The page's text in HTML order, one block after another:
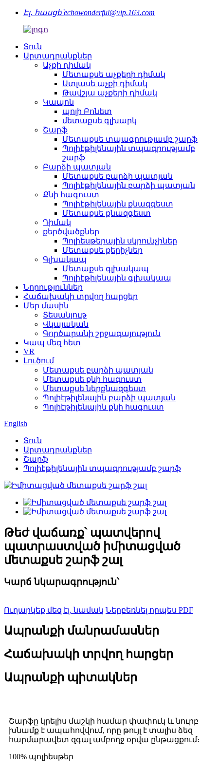
Էլ․ հասցե՝echowonderful@vip.163.com
Տուն
Արտադրանքներ
Աչքի դիմակ
Մետաքսե աչքերի դիմակ
Ատլասե աչքի դիմակ
Թավշյա աչքերի դիմակ
Կապոն
պոլի Բոնետ
մետաքսե գլխարկ
Շարֆ
Մետաքսե տպագրությամբ շարֆ
Պոլիէթիլենային տպագրությամբ
շարֆ
Բարձի պատյան
Մետաքսե բարձի պատյան
Պոլիէթիլենային բարձի պատյան
Քնի հագուստ
Պոլիէթիլենային քնազգեստ
Մետաքսե քնազգեստ
Դիմակ
քերծվածքներ
Պոլիեսթերային սկրունչիներ
Մետաքսե քերիչներ
Գլխակապ
Մետաքսե գլխակապ
Պոլիէթիլենային գլխակապ
Նորություններ
Հաճախակի տրվող հարցեր
Մեր մասին
Տեսանյութ
Վկայական
Գործարանի շրջագայություն
Կապ մեզ հետ
VR
Լուծում
Մետաքսե բարձի պատյան
Մետաքսե քնի հագուստ
Մետաքսե ներքնազգեստ
Պոլիէթիլենային բարձի պատյան
Պոլիէթիլենային քնի հագուստ
English
Տուն
Արտադրանքներ
Շարֆ
Պոլիէթիլենային տպագրությամբ շարֆ
Թեժ վաճառք՝ պատվերով
պատրաստված իմիտացված
մետաքսե շարֆ շալ
Կարճ նկարագրություն՝
Ուղարկեք մեզ էլ. նամակ Ներբեռնել որպես PDF
Ապրանքի մանրամասներ
Հաճախակի տրվող հարցեր
Ապրանքի պիտակներ
Շարֆը կրելիս մաշկի համար փափուկ և նուրբ
խնամք է ապահովվում, որը թույլ է տալիս ձեզ
հարմարավետ զգալ ամբողջ օրվա ընթացքում։
100% պոլիեսթեր